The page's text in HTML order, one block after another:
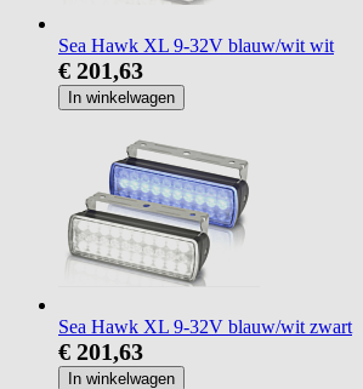
Sea Hawk XL 9-32V blauw/wit wit
€ 201,63
In winkelwagen
Sea Hawk XL 9-32V blauw/wit zwart
€ 201,63
In winkelwagen